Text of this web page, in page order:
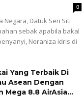
0
Negara, Datuk Seri Siti
sebak apabila bakal
Noraniza Idris di
Yang Terbaik Di
Asean Dengan
Mega 8.8 AirAsia...